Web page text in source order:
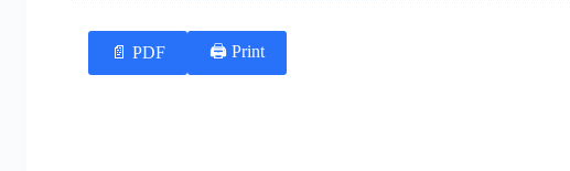
Print 🖨
PDF 📄